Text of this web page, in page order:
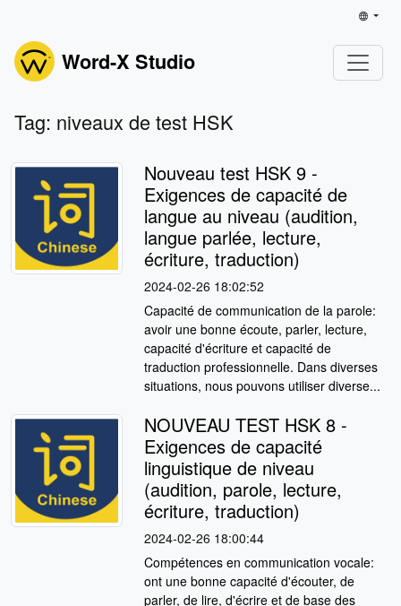
Word-X Studio
Tag: niveaux de test HSK
Nouveau test HSK 9 -
Exigences de capacité de
langue au niveau (audition,
langue parlée, lecture,
écriture, traduction)
2024-02-26 18:02:52
Capacité de communication de la parole:
avoir une bonne écoute, parler, lecture,
capacité d'écriture et capacité de
traduction professionnelle. Dans diverses
situations, nous pouvons utiliser diverse...
NOUVEAU TEST HSK 8 -
Exigences de capacité
linguistique de niveau
(audition, parole, lecture,
écriture, traduction)
2024-02-26 18:00:44
Compétences en communication vocale:
ont une bonne capacité d'écouter, de
parler, de lire, d'écrire et de base des